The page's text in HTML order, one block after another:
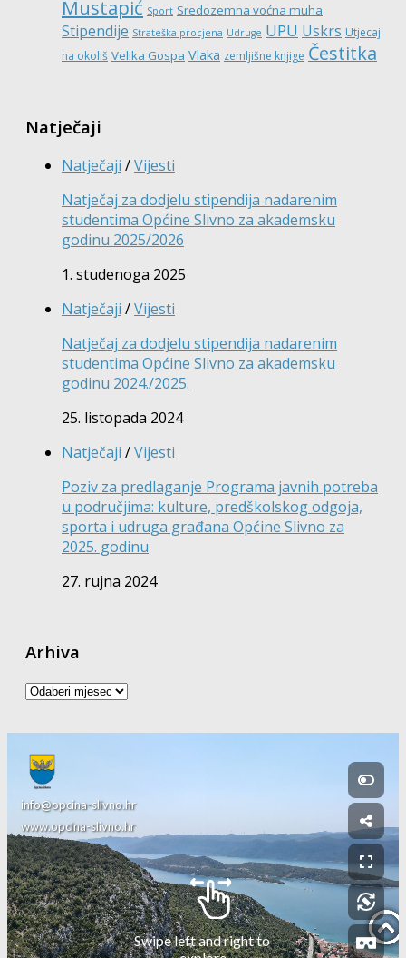
Mustapić Sport Sredozemna voćna muha
Stipendije Strateška procjena Udruge UPU Uskrs Utjecaj
na okoliš Velika Gospa Vlaka zemljišne knjige Čestitka
Natječaji
Natječaji /Vijesti
Natječaj za dodjelu stipendija nadarenim
studentima Općine Slivno za akademsku
godinu 2025/2026
1. studenoga 2025
Natječaji /Vijesti
Natječaj za dodjelu stipendija nadarenim
studentima Općine Slivno za akademsku
godinu 2024./2025.
25. listopada 2024
Natječaji /Vijesti
Poziv za predlaganje Programa javnih potreba
u područjima: kulture, predškolskog odgoja,
sporta i udruga građana Općine Slivno za
2025. godinu
27. rujna 2024
Arhiva
Arhiva